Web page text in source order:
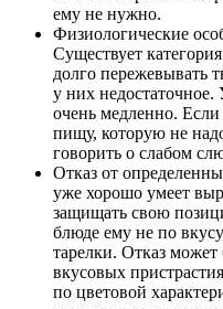
ему не нужно.
Физиологические
Существует
долго пережевывать
у них
очень медленно.
пищу, которую не
говорить о слабом
Отказ от
уже хорошо умеет
защищать свою
блюде ему не по
тарелки. Отказ может
вкусовых
по цветовой